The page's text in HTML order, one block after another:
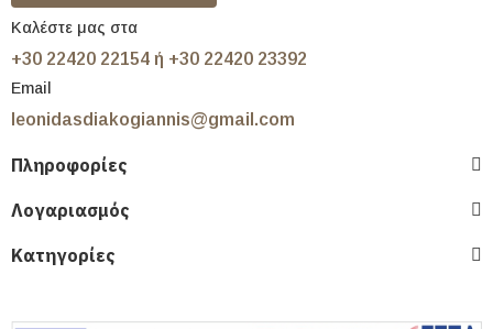
Καλέστε μας στα
+30 22420 22154 ή +30 22420 23392
Email
leonidasdiakogiannis@gmail.com
Πληροφορίες
Λογαριασμός
Κατηγορίες